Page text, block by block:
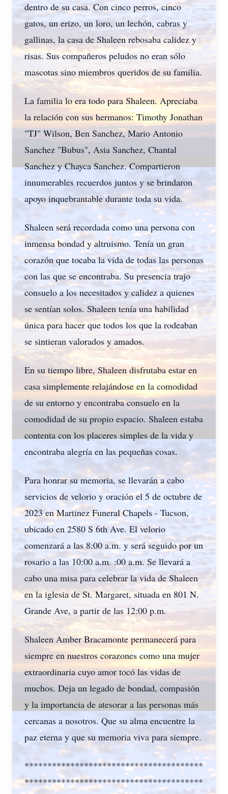
dentro de su casa. Con cinco perros, cinco
gatos, un erizo, un loro, un lechón, cabras y
gallinas, la casa de Shaleen rebosaba calidez y
risas. Sus compañeros peludos no eran sólo
mascotas sino miembros queridos de su familia.
La familia lo era todo para Shaleen. Apreciaba
la relación con sus hermanos: Timothy Jonathan
"TJ" Wilson, Ben Sanchez, Mario Antonio
Sanchez "Bubus", Asia Sanchez, Chantal
Sanchez y Chayca Sanchez. Compartieron
innumerables recuerdos juntos y se brindaron
apoyo inquebrantable durante toda su vida.
Shaleen será recordada como una persona con
inmensa bondad y altruismo. Tenía un gran
corazón que tocaba la vida de todas las personas
con las que se encontraba. Su presencia trajo
consuelo a los necesitados y calidez a quienes
se sentían solos. Shaleen tenía una habilidad
única para hacer que todos los que la rodeaban
se sintieran valorados y amados.
En su tiempo libre, Shaleen disfrutaba estar en
casa simplemente relajándose en la comodidad
de su entorno y encontraba consuelo en la
comodidad de su propio espacio. Shaleen estaba
contenta con los placeres simples de la vida y
encontraba alegría en las pequeñas cosas.
Para honrar su memoria, se llevarán a cabo
servicios de velorio y oración el 5 de octubre de
2023 en Martinez Funeral Chapels - Tucson,
ubicado en 2580 S 6th Ave. El velorio
comenzará a las 8:00 a.m. y será seguido por un
rosario a las 10:00 a.m. :00 a.m. Se llevará a
cabo una misa para celebrar la vida de Shaleen
en la iglesia de St. Margaret, situada en 801 N.
Grande Ave, a partir de las 12:00 p.m.
Shaleen Amber Bracamonte permanecerá para
siempre en nuestros corazones como una mujer
extraordinaria cuyo amor tocó las vidas de
muchos. Deja un legado de bondad, compasión
y la importancia de atesorar a las personas más
cercanas a nosotros. Que su alma encuentre la
paz eterna y que su memoria viva para siempre.
***************************************
***************************************